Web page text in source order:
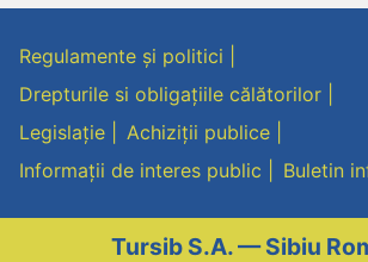
Regulamente și politici
Drepturile si obligațiile călătorilor
Legislație
Achiziții publice
Informații de interes public
Buletin
Tursib S.A. — Sibiu